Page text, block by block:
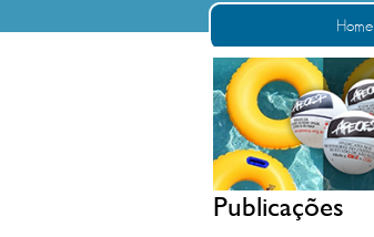
Home
Publicações